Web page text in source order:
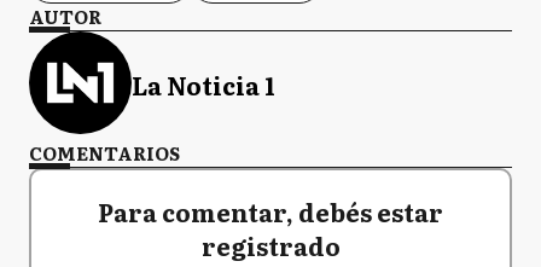
AUTOR
La Noticia 1
COMENTARIOS
Para comentar, debés estar
registrado